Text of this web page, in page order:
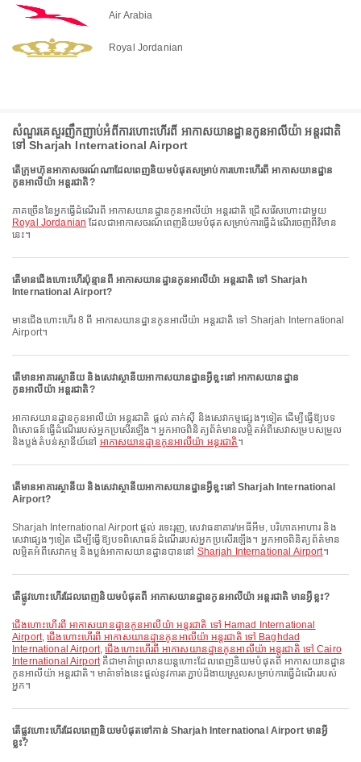
Air Arabia
Royal Jordanian
សំណួរគេសួរញឹកញាប់អំពីការហោះហើរពី អាកាសយានដ្ឋានកូនអាលីយ៉ា អន្តរជាតិ
ទៅ Sharjah International Airport
តើក្រុមហ៊ុនអាកាសចរណ៍ណាដែលពេញនិយមបំផុតសម្រាប់ការហោះហើរពី អាកាសយានដ្ឋាន
កូនអាលីយ៉ា អន្តរជាតិ?
ភាគច្រើននៃអ្នកធ្វើដំណើរពី អាកាសយានដ្ឋានកូនអាលីយ៉ា អន្តរជាតិ ជ្រើសរើសហោះជាមួយ
Royal Jordanian ដែលជាអាកាសចរណ៍ពេញនិយមបំផុតសម្រាប់ការធ្វើដំណើរចេញពីវិមាន
នេះ។
តើមានជើងហោះហើរប៉ុន្មានពី អាកាសយានដ្ឋានកូនអាលីយ៉ា អន្តរជាតិ ទៅ Sharjah
International Airport?
មានជើងហោះហើរ 8 ពី អាកាសយានដ្ឋានកូនអាលីយ៉ា អន្តរជាតិ ទៅ Sharjah International
Airport។
តើមានអាគារស្ថានីយ និងសេវាស្ថានីយអាកាសយានដ្ឋានអ្វីខ្លះនៅ អាកាសយានដ្ឋាន
កូនអាលីយ៉ា អន្តរជាតិ?
អាកាសយានដ្ឋានកូនអាលីយ៉ា អន្តរជាតិ ផ្តល់ តាក់ស៊ី និងសេវាកម្មផ្សេងៗទៀត ដើម្បីធ្វើឱ្យបទ
ពិសោធន៍ធ្វើដំណើររបស់អ្នកប្រសើរឡើង។ អ្នកអាចពិនិត្យព័ត៌មានលម្អិតអំពីសេវាសម្របសម្រួល
និងប្លង់តំបន់ស្ថានីយ៍នៅ អាកាសយានដ្ឋានកូនអាលីយ៉ា អន្តរជាតិ។
តើមានអាគារស្ថានីយ និងសេវាស្ថានីយអាកាសយានដ្ឋានអ្វីខ្លះនៅ Sharjah International
Airport?
Sharjah International Airport ផ្តល់ រទេះរុញ, សេវាធនាគារ/អេធីអឹម, បរិភោគអាហារ និង
សេវាផ្សេងៗទៀត ដើម្បីធ្វើឱ្យបទពិសោធន៍ដំណើររបស់អ្នកប្រសើរឡើង។ អ្នកអាចពិនិត្យព័ត៌មាន
លម្អិតអំពីសេវាកម្ម និងប្លង់អាកាសយានដ្ឋានបាននៅ Sharjah International Airport។
តើផ្លូវហោះហើរដែលពេញនិយមបំផុតពី អាកាសយានដ្ឋានកូនអាលីយ៉ា អន្តរជាតិ មានអ្វីខ្លះ?
ជើងហោះហើរពី អាកាសយានដ្ឋានកូនអាលីយ៉ា អន្តរជាតិ ទៅ Hamad International
Airport,ជើងហោះហើរពី អាកាសយានដ្ឋានកូនអាលីយ៉ា អន្តរជាតិ ទៅ Baghdad
International Airport,ជើងហោះហើរពី អាកាសយានដ្ឋានកូនអាលីយ៉ា អន្តរជាតិ ទៅ Cairo
International Airportគឺជាមាគ៌ាព្រលានយន្តហោះដែលពេញនិយមបំផុតពី អាកាសយានដ្ឋាន
កូនអាលីយ៉ា អន្តរជាតិ។ មាគ៌ាទាំងនេះផ្តល់នូវការតភ្ជាប់ដ៏ងាយស្រួលសម្រាប់ការធ្វើដំណើររបស់
អ្នក។
តើផ្លូវហោះហើរដែលពេញនិយមបំផុតទៅកាន់ Sharjah International Airport មានអ្វី
ខ្លះ?